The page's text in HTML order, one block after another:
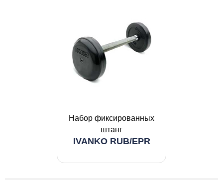
Набор фиксированных
штанг
IVANKO RUB/EPR